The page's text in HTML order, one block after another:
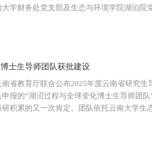
学财务处党支部及生态与环境学院湖泊院
士生导师团队获批建设
省教育厅联合公布2025年度云南省研究生
报的“湖沼过程与全球变化博士生导师团
积累的又一次肯定。团队依托云南大学生